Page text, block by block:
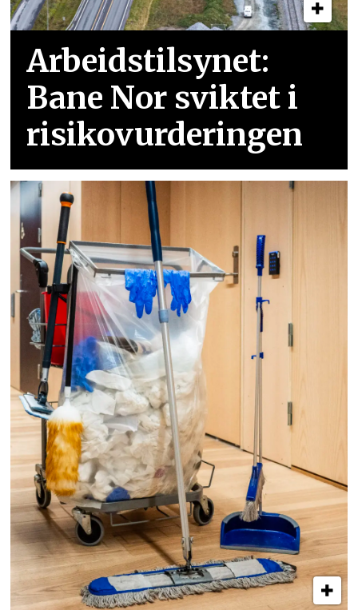
Arbeidstilsynet:
Bane Nor sviktet i
risikovurderingen